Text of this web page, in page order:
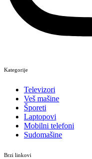
Kategorije
Televizori
Veš mašine
Šporeti
Laptopovi
Mobilni telefoni
Sudomašine
Brzi linkovi